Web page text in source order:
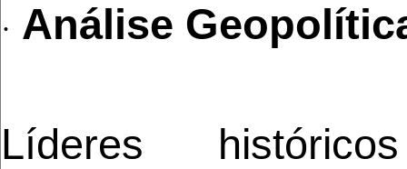
· Análise
Líderes